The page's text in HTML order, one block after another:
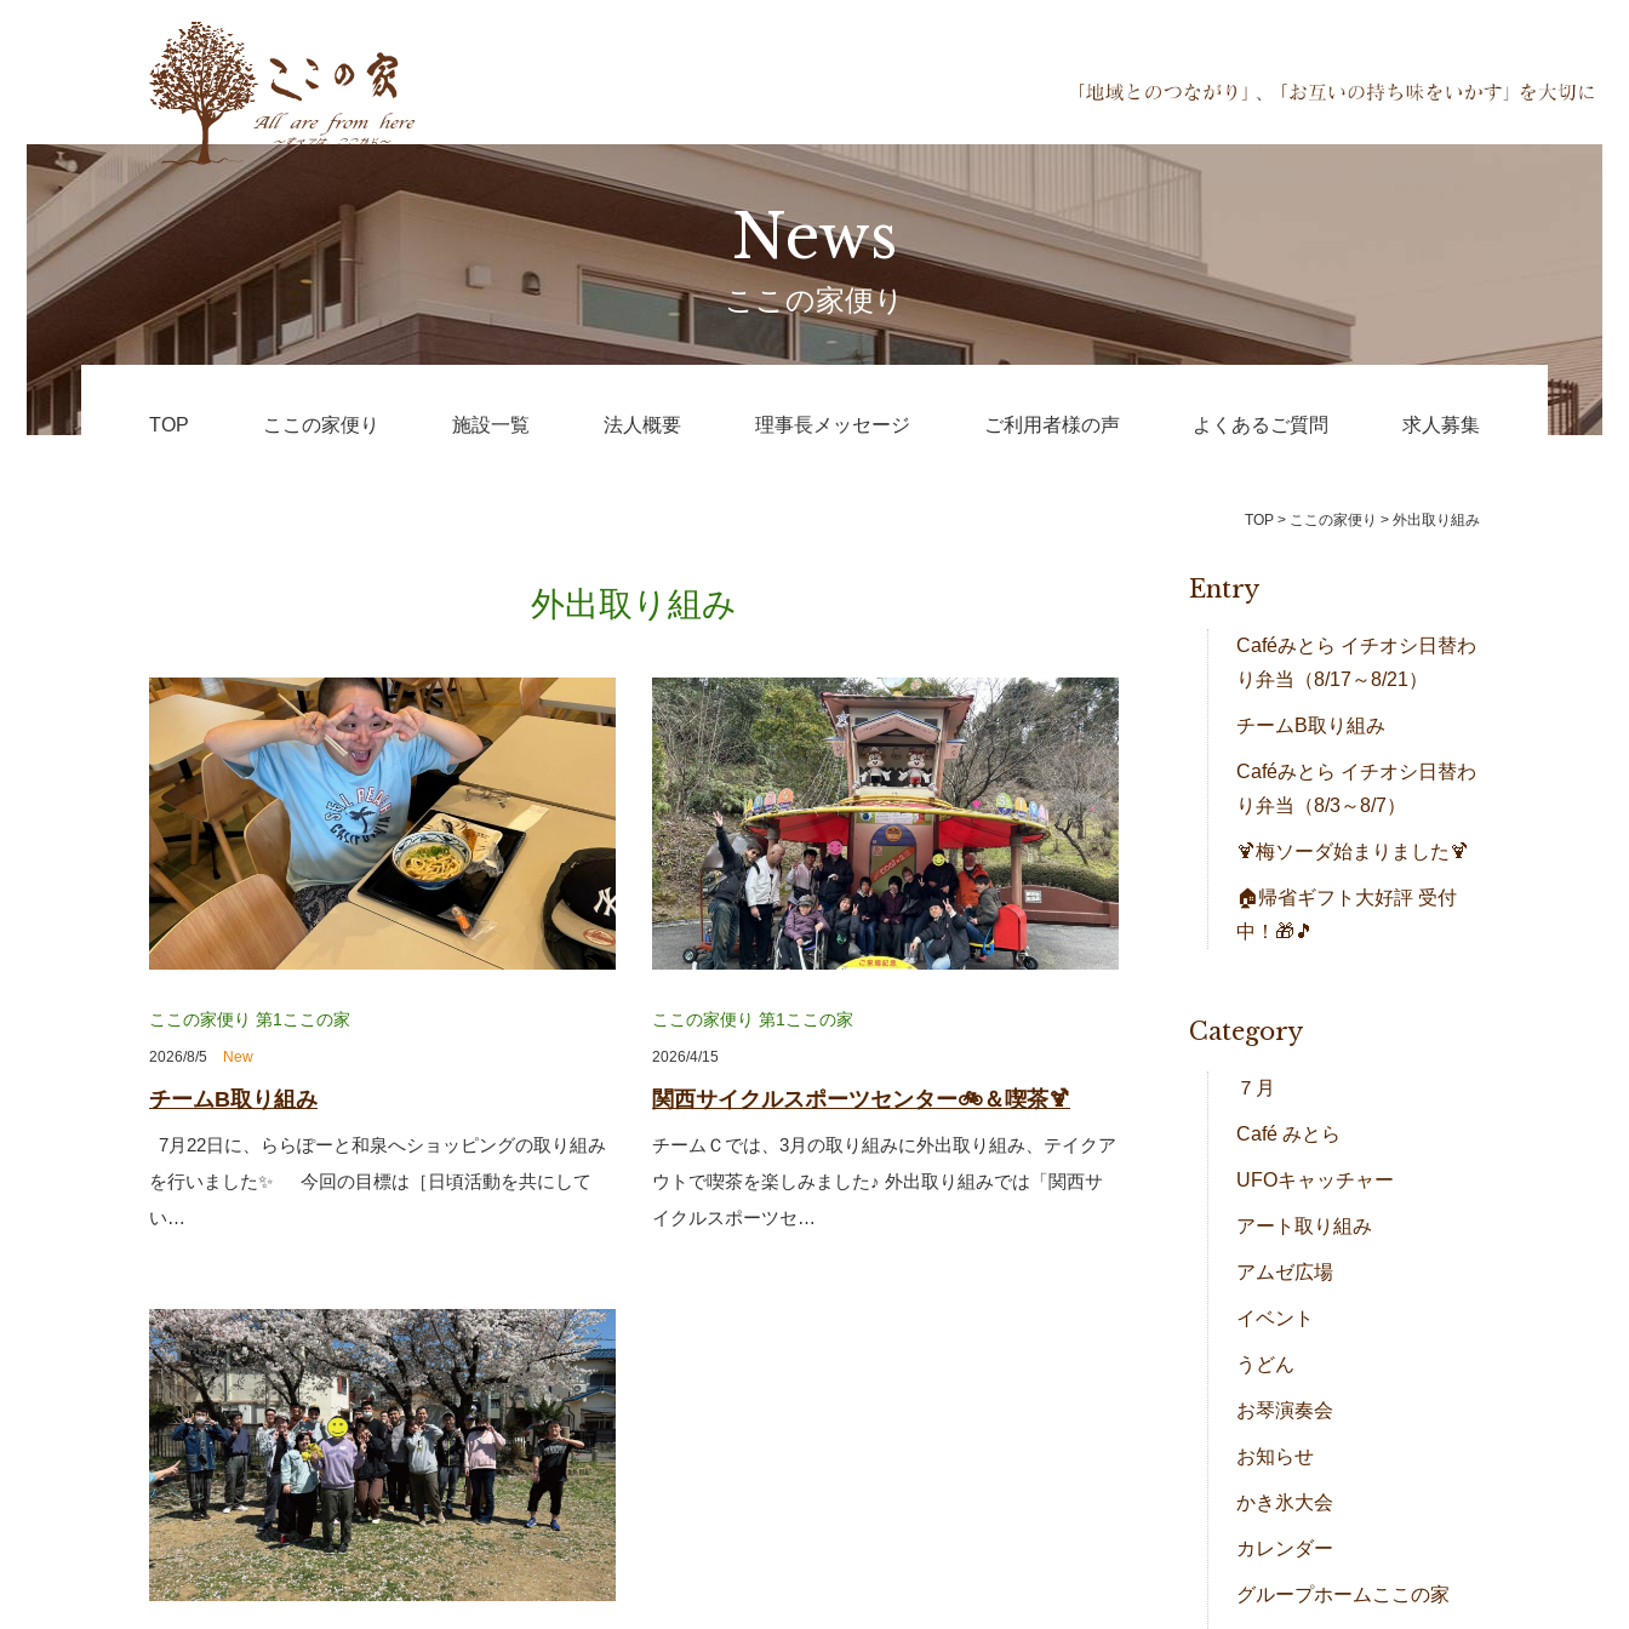
News
ここの家便り
TOP ここの家便り 施設一覧 法人概要 理事長メッセージ ご利用者様の声 よくあるご質問 求人募集
TOP > ここの家便り > 外出取り組み
外出取り組み
ここの家便り 第1ここの家
2026/8/5 New
チームB取り組み
7月22日に、ららぽーと和泉へショッピングの取り組み
を行いました✨ 今回の目標は［日頃活動を共にして
い…
ここの家便り 第1ここの家
2026/4/15
関西サイクルスポーツセンター🚲＆喫茶🍹
チームＣでは、3月の取り組みに外出取り組み、テイクア
ウトで喫茶を楽しみました♪ 外出取り組みでは「関西サ
イクルスポーツセ…
Entry
Caféみとら イチオシ日替わ
り弁当（8/17～8/21）
チームB取り組み
Caféみとら イチオシ日替わ
り弁当（8/3～8/7）
🍹梅ソーダ始まりました🍹
🏠帰省ギフト大好評 受付
中！🎁🎵
Category
７月
Café みとら
UFOキャッチャー
アート取り組み
アムゼ広場
イベント
うどん
お琴演奏会
お知らせ
かき氷大会
カレンダー
グループホームここの家